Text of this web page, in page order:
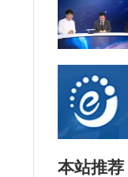
本站推荐